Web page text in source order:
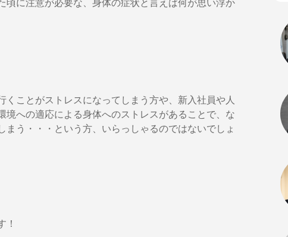
頃に注意が必要な、身体の症状と言えば何が思い浮か
くことがストレスになってしまう方や、新入社員や人
境への適応による身体へのストレスがあることで、な
う・・・という方、いらっしゃるのではないでしょ
！